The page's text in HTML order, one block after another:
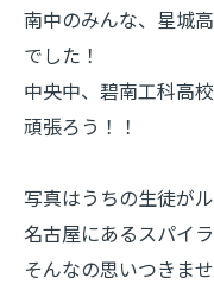
南中のみんな、星城
でした！
中央中、碧南工科高
頑張ろう！！
写真はうちの生徒が
名古屋にあるスパイ
そんなの思いつきま